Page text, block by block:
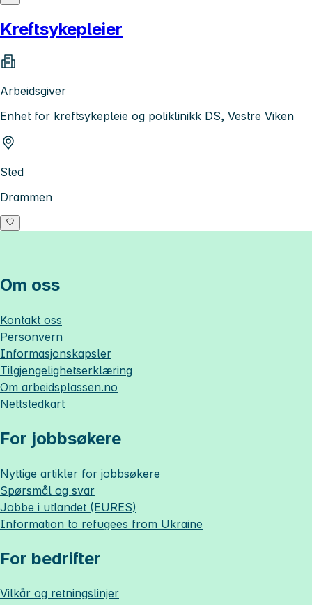
Kreftsykepleier
Arbeidsgiver
Enhet for kreftsykepleie og poliklinikk DS, Vestre Viken
Sted
Drammen
Om oss
Kontakt oss
Personvern
Informasjonskapsler
Tilgjengelighetserklæring
Om arbeidsplassen.no
Nettstedkart
For jobbsøkere
Nyttige artikler for jobbsøkere
Spørsmål og svar
Jobbe i utlandet (EURES)
Information to refugees from Ukraine
For bedrifter
Vilkår og retningslinjer